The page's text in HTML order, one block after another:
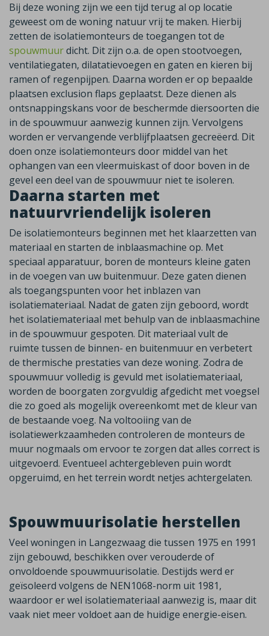
Bij deze woning zijn we een tijd terug al op locatie
geweest om de woning natuur vrij te maken. Hierbij
zetten de isolatiemonteurs de toegangen tot de
spouwmuurdicht. Dit zijn o.a. de open stootvoegen,
ventilatiegaten, dilatatievoegen en gaten en kieren bij
ramen of regenpijpen. Daarna worden er op bepaalde
plaatsen exclusion flaps geplaatst. Deze dienen als
ontsnappingskans voor de beschermde diersoorten die
in de spouwmuur aanwezig kunnen zijn. Vervolgens
worden er vervangende verblijfplaatsen gecreëerd. Dit
doen onze isolatiemonteurs door middel van het
ophangen van een vleermuiskast of door boven in de
gevel een deel van de spouwmuur niet te isoleren.
Daarna starten met
natuurvriendelijk isoleren
De isolatiemonteurs beginnen met het klaarzetten van
materiaal en starten de inblaasmachine op. Met
speciaal apparatuur, boren de monteurs kleine gaten
in de voegen van uw buitenmuur. Deze gaten dienen
als toegangspunten voor het inblazen van
isolatiemateriaal. Nadat de gaten zijn geboord, wordt
het isolatiemateriaal met behulp van de inblaasmachine
in de spouwmuur gespoten. Dit materiaal vult de
ruimte tussen de binnen- en buitenmuur en verbetert
de thermische prestaties van deze woning. Zodra de
spouwmuur volledig is gevuld met isolatiemateriaal,
worden de boorgaten zorgvuldig afgedicht met voegsel
die zo goed als mogelijk overeenkomt met de kleur van
de bestaande voeg. Na voltooiing van de
isolatiewerkzaamheden controleren de monteurs de
muur nogmaals om ervoor te zorgen dat alles correct is
uitgevoerd. Eventueel achtergebleven puin wordt
opgeruimd, en het terrein wordt netjes achtergelaten.
Spouwmuurisolatie herstellen
Veel woningen in Langezwaagdie tussen 1975 en 1991
zijn gebouwd, beschikken over verouderde of
onvoldoende spouwmuurisolatie. Destijds werd er
geïsoleerd volgens de NEN1068-norm uit 1981,
waardoor er wel isolatiemateriaal aanwezig is, maar dit
vaak niet meer voldoet aan de huidige energie-eisen.